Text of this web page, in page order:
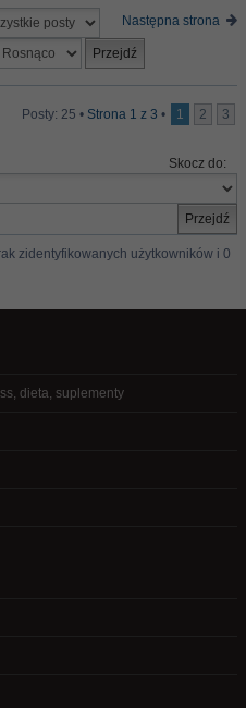
Następna strona
Posty: 25 • Strona 1 z 3 • 1 2 3
Skocz do:
zidentyfikowanych użytkowników i 0
dieta, suplementy